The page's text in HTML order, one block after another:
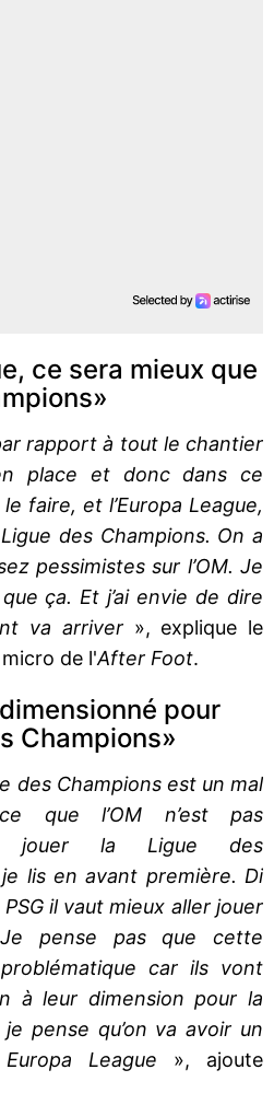
ce sera mieux que
rapport à tout le chantier
place et donc dans ce
faire, et l’Europa League,
des Champions. On a
pessimistes sur l’OM. Je
ça. Et j’ai envie de dire
va arriver», explique le
micro de l'After Foot.
dimensionné pour
Champions»
des Champions est un mal
que l’OM n’est pas
jouer la Ligue des
lis en avant première. Di
il vaut mieux aller jouer
pense pas que cette
car ils vont
à leur dimension pour la
pense qu’on va avoir un
League », ajoute